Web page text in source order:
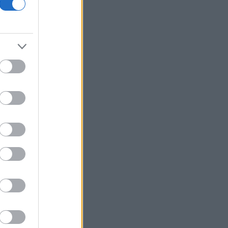
δάνεια, «γύρισε» σε ευρώ σχεδόν το
Μεταβιβάσεις ακινήτων: Στο σκάνερ
πιστοποιητικό ΕΝΦΙΑ
Νέα δεδομένα με την είσοδο Meridiam
Η Etsy απολύει το 12% του
Τεχνητή Νοημοσύνη»
Κατσαφάδος: Μέχρι αύριο θα έχουν
ολοκληρωθεί οι αυτοψίες στο Πόρτο
Γερμενό – Κανένας δεν θα μείνει
Οι ΗΠΑ αναστέλλουν τις εισαγωγές
από τον μεγαλύτερο παραγωγό
Wall Street: «Ξεφούσκωσε» το ράλι